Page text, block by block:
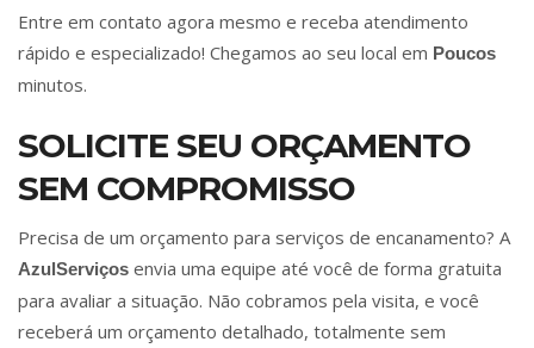
Entre em contato agora mesmo e receba atendimento
rápido e especializado! Chegamos ao seu local em Poucos
minutos.
SOLICITE SEU ORÇAMENTO
SEM COMPROMISSO
Precisa de um orçamento para serviços de encanamento? A
AzulServiços envia uma equipe até você de forma gratuita
para avaliar a situação. Não cobramos pela visita, e você
receberá um orçamento detalhado, totalmente sem